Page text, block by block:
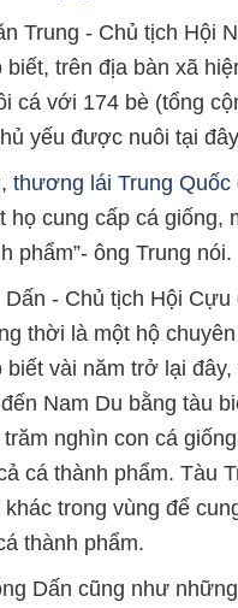
Trung - Chủ tịch Hội
biết, trên địa bàn xã
cá với 174 bè (tổng
yếu được nuôi tại
thương lái Trung Quốc
họ cung cấp cá giống,
phẩm”- ông Trung nói.
Dấn - Chủ tịch Hội Cựu
thời là một hộ
biết vài năm trở lại
Nam Du bằng tàu
nghìn con cá
cá thành phẩm. Tàu
trong vùng để
thành phẩm.
Dấn cũng như